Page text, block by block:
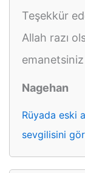
Teşekkür
Allah razı
emanetsiniz
Nagehan
Rüyada eski
sevgilisini